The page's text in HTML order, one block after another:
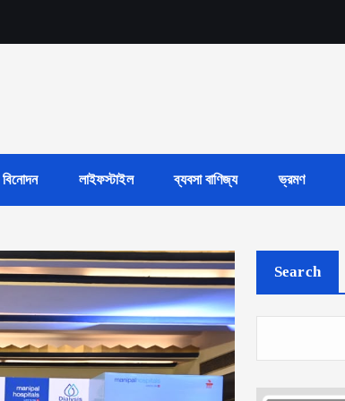
বিনোদন লাইফস্টাইল ব্যবসা বাণিজ্য ভ্রমণ
Search